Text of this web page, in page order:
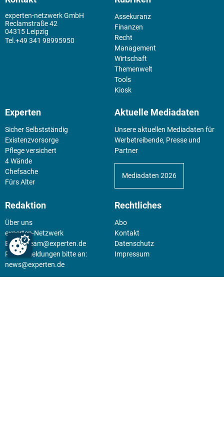
experten-netzwerk GmbH
Reclamstraße 42
04315 Leipzig
+49 341 98995950
Assekuranz
Finanzen
Recht
Management
Wirtschaft
Themenwelt
Tools
Kiosk
Experten
Sicher Selbstständig
Existenz­vorsorge
Pflege versichert
4 Wände
Chefsache
Fürs Alter
Aktuelle Mediadaten
Unsere aktuellen Mediadaten für
Werbetreibende, Presse und
Partner
Mediadaten 2026
Redaktion
Über uns
experten-Netzwerk
E-Mail:team@experten.de
Pressemeldungen bitte an:
news@experten.de
Rechtliches
Abo
Kontakt
Datenschutz
Impressum